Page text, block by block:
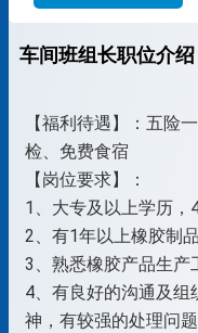
车间班组长职位介绍
【福利待遇】：五险
检、免费食宿
【岗位要求】：
1、大专及以上学历，
2、有1年以上橡胶制
3、熟悉橡胶产品生产
4、有良好的沟通及
神，有较强的处理问